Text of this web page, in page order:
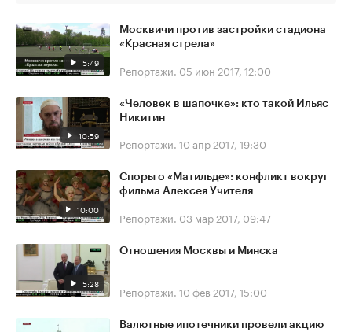
5:49
Москвичи против застройки стадиона
«Красная стрела»
Репортажи. 05 июн 2017, 12:00
10:59
«Человек в шапочке»: кто такой Ильяс
Никитин
Репортажи. 10 апр 2017, 19:30
10:00
Споры о «Матильде»: конфликт вокруг
фильма Алексея Учителя
Репортажи. 03 мар 2017, 09:47
5:28
Отношения Москвы и Минска
Репортажи. 10 фев 2017, 15:00
Валютные ипотечники провели акцию